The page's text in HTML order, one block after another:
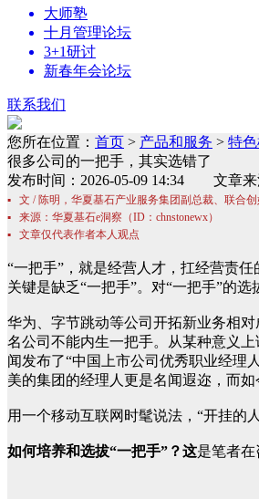
大师塾
十月管理论坛
3+1研讨
新春年会论坛
联系我们
您所在位置： 首页 > 产品和服务 > 特
很多公司的一把手，其实选错了
发布时间：2026-05-09 14:34 文
▪ 文 / 陈明，华夏基石产业服务集团副总裁、联合创
▪ 来源：华夏基石e洞察（ID：chnstonewx）
▪ 文章仅代表作者本人观点
“一把手”，就是经营人才，扛经营责
关键是缺乏“一把手”。对“一把手”的
华为、字节跳动等公司开拓新业务相
名公司不能内生一把手。从某种意义
闻发布了“中国上市公司优秀职业经理
美的集团的经理人更是名闻遐迩，而
用一个移动互联网时髦说法，“开挂的
如何培养和选拔“一把手”？这是笔者